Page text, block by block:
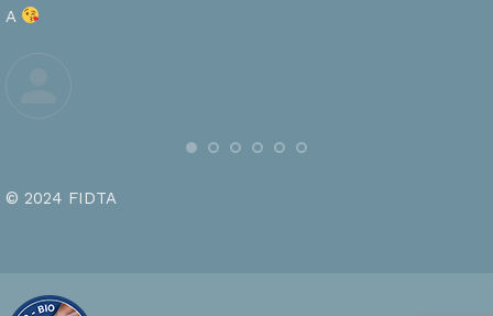
A
© 2024 FIDTA